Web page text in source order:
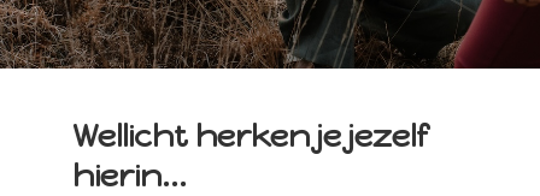
Wellicht herken je jezelf
hierin...